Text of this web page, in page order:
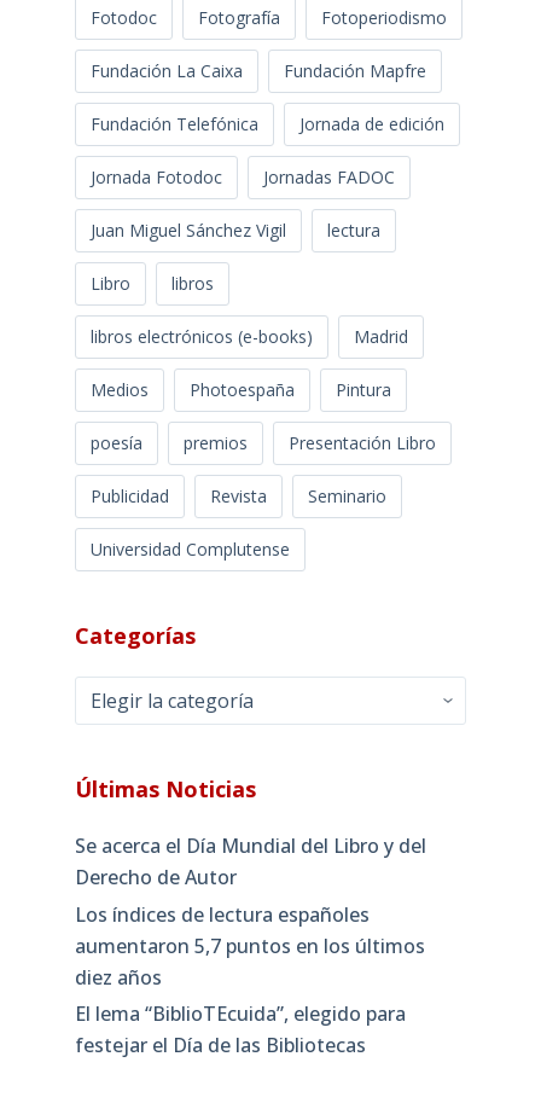
Fotodoc Fotografía Fotoperiodismo
Fundación La Caixa Fundación Mapfre
Fundación Telefónica Jornada de edición
Jornada Fotodoc Jornadas FADOC
Juan Miguel Sánchez Vigil lectura
Libro libros
libros electrónicos (e-books) Madrid
Medios Photoespaña Pintura
poesía premios Presentación Libro
Publicidad Revista Seminario
Universidad Complutense
Categorías
Categorías
Últimas Noticias
Se acerca el Día Mundial del Libro y del
Derecho de Autor
Los índices de lectura españoles
aumentaron 5,7 puntos en los últimos
diez años
El lema “BiblioTEcuida”, elegido para
festejar el Día de las Bibliotecas